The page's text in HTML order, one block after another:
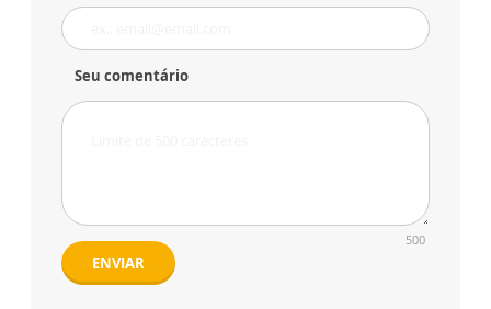
Seu comentário
500
ENVIAR